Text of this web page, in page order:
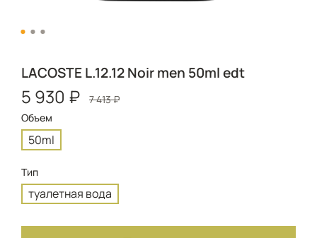
LACOSTE L.12.12 Noir men 50ml edt
5 930 ₽
7 413 ₽
Объем
50ml
Тип
туалетная вода